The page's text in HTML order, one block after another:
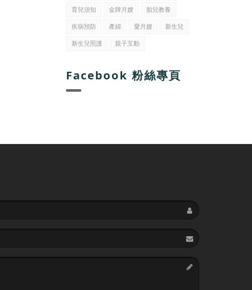
育兒須知
金牌月嫂
胎兒教養
疾病預防
產婦 愛月嫂
新生兒
新生兒照護
親子互動
Facebook 粉絲專頁